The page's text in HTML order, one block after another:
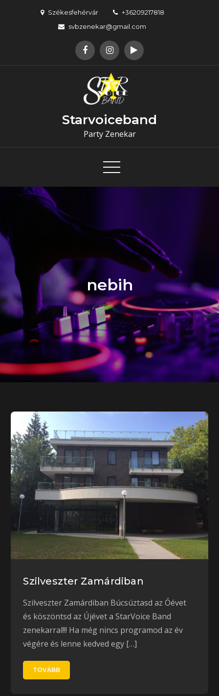
Székesfehérvár
+36209217818
svbzenekar@gmail.com
Starvoiceband
Party Zenekar
nebih
Szilveszter Zamárdiban
Szilveszter Zamárdiban Búcsúztasd az Óévet
és köszöntsd az Újévet a StarVoice Band
zenekarral!!! Ha még nincs programod az év
végére és lenne kedved egy […]
TOVÁBB